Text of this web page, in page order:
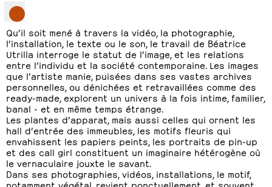
Qu’il soit mené à travers la vidéo, la photographie,
l’installation, le texte ou le son, le travail de Béatrice
Utrilla interroge le statut de l’image, et les relations
entre l’individu et la société contemporaine. Les images
que l’artiste manie, puisées dans ses vastes archives
personnelles, ou dénichées et retravaillées comme des
ready-made, explorent un univers à la fois intime, familier,
banal - et en même temps étrange.
Les plantes d’apparat, mais aussi celles qui ornent les
hall d’entrée des immeubles, les motifs fleuris qui
envahissent les papiers peints, les portraits de pin-up
et des call girl constituent un imaginaire hétérogène où
le vernaculaire jouxte le savant.
Dans ses photographies, vidéos, installations, le motif,
notamment végétal, revient ponctuellement, et souvent